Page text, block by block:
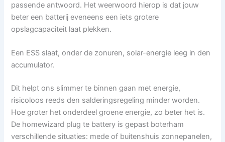
passende antwoord. Het weerwoord hierop is dat jouw
beter een batterij eveneens een iets grotere
opslagcapaciteit laat plekken.
Een ESS slaat, onder de zonuren, solar-energie leeg in den
accumulator.
Dit helpt ons slimmer te binnen gaan met energie,
risicoloos reeds den salderingsregeling minder worden.
Hoe groter het onderdeel groene energie, zo beter het is.
De homewizard plug te battery is gepast boterham
verschillende situaties: mede of buitenshuis zonnepanelen,